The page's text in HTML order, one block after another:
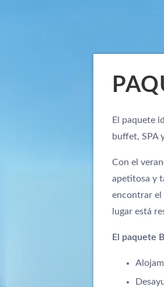
El paquete
buffet, SPA
Con el
apetitosa y
encontrar el
lugar está
El paquete